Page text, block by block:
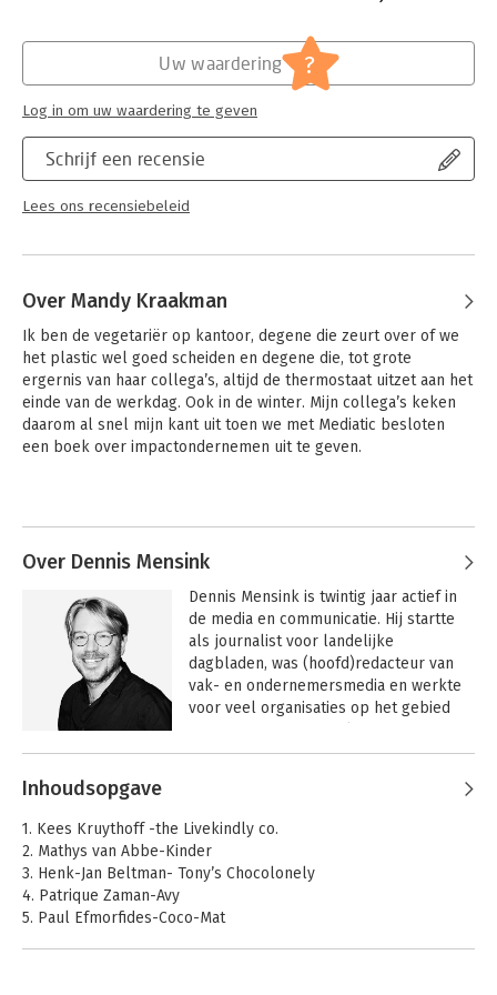
Schrijf een recensie
Lees ons recensiebeleid
Uw waardering ?
Log in om uw waardering te geven
Over Mandy Kraakman
Ik ben de vegetariër op kantoor, degene die zeurt over of we
het plastic wel goed scheiden en degene die, tot grote
ergernis van haar collega’s, altijd de thermostaat uitzet aan het
einde van de werkdag. Ook in de winter. Mijn collega’s keken
daarom al snel mijn kant uit toen we met Mediatic besloten
een boek over impactondernemen uit te geven.
te werken! Het was ontzettend inspirerend om met de
de verhalen op te pennen en te delen. En om uit de eerste
hand te horen dat eindelijk de tijd is aangebroken waarin een
duurzame missie en impactvol ondernemen geen hordes, maar
springplanken zijn.
Over Dennis Mensink
Dennis Mensink is twintig jaar actief in
de media en communicatie. Hij startte
als journalist voor landelijke
dagbladen, was (hoofd)redacteur van
vak- en ondernemersmedia en werkte
voor veel organisaties op het gebied
Mediatic in Amsterdam, dat zowel
nationaal als internationaal
impactpartijen bijstaat met PR en
contentmarketing. Dennis interviewde
honderden succesvolle ondernemers,
schreef, en is sinds 2022 mentor bij
Andere boeken door Dennis
Mensink
Inhoudsopgave
1. Kees Kruythoff -the Livekindly co.
2. Mathys van Abbe-Kinder
3. Henk-Jan Beltman- Tony’s Chocolonely
4. Patrique Zaman-Avy
5. Paul Efmorfides-Coco-Mat